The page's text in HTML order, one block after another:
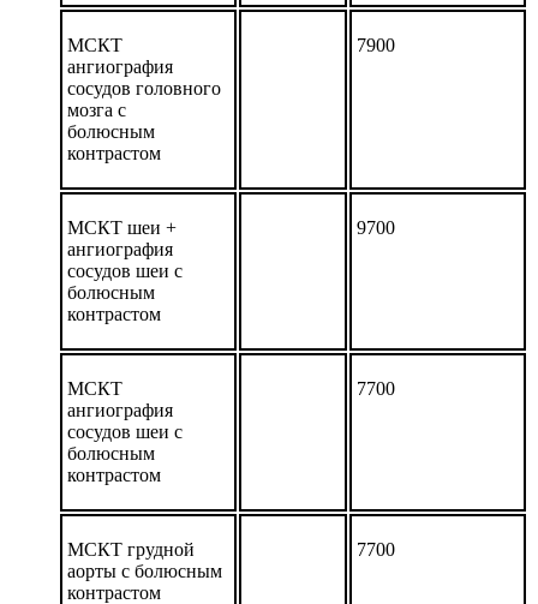
МСКТ
ангиография
сосудов головного
мозга с
болюсным
контрастом
7900
МСКТ шеи +
ангиография
сосудов шеи с
болюсным
контрастом
9700
МСКТ
ангиография
сосудов шеи с
болюсным
контрастом
7700
МСКТ грудной
аорты с болюсным
контрастом
7700